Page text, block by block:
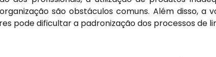
são obstáculos comuns. Além disso, a
pode dificultar a padronização dos processos de